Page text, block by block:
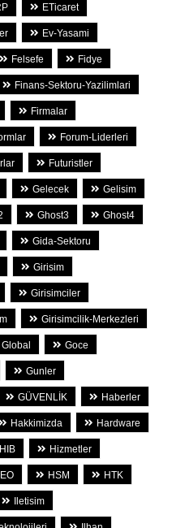
ETicaret
Ev-Yasami
Felsefe Fidye
Finans-Sektoru-Yazilimlari
Firmalar
Forum-Liderleri
Futuristler
Gelecek Gelisim
Ghost3 Ghost4
Gida-Sektoru
Girisim
Girisimciler
Girisimcilik-Merkezleri
Global Goce
Gunler
GÜVENLİK Haberler
Hakkimizda Hardware
HIB Hizmetler
HSM HTK
Iletisim